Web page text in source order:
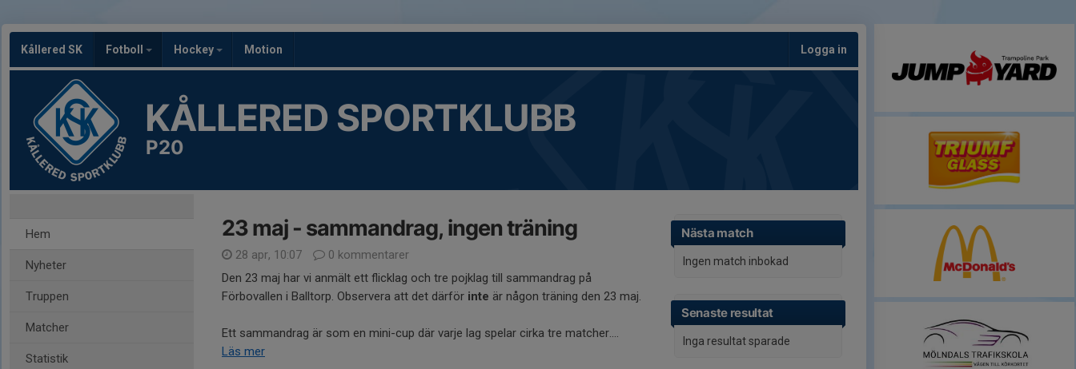
Kållered SK Fotboll Hockey Motion Logga in
KÅLLERED SPORTKLUBB
P20
Hem
Nyheter
Truppen
Matcher
Statistik
Nästa match
Ingen match inbokad
Senaste resultat
Inga resultat sparade
23 maj - sammandrag, ingen träning
28 apr, 10:07
0 kommentarer
Den 23 maj har vi anmält ett flicklag och tre pojklag till sammandrag på
Förbovallen i Balltorp. Observera att det därför inte är någon träning den 23 maj.
Ett sammandrag är som en mini-cup där varje lag spelar cirka tre matcher....
Läs mer